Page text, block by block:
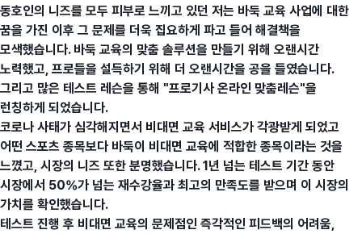
동호인의 니즈를 모두 피부로 느끼고 있던 저는 바둑 교육 사업에 대한
꿈을 가진 이후 그 문제를 더욱 집요하게 파고 들어 해결책을
모색했습니다. 바둑 교육의 맞춤 솔루션을 만들기 위해 오랜시간
노력했고, 프로들을 설득하기 위해 더 오랜시간을 공을 들였습니다.
그리고 많은 테스트 레슨을 통해 "프로기사 온라인 맞춤레슨"을
런칭하게 되었습니다.
코로나 사태가 심각해지면서 비대면 교육 서비스가 각광받게 되었고
어떤 스포츠 종목보다 바둑이 비대면 교육에 적합한 종목이라는 것을
느꼈고, 시장의 니즈 또한 분명했습니다. 1년 넘는 테스트 기간 동안
시장에서 50%가 넘는 재수강율과 최고의 만족도를 받으며 이 시장의
가치를 확인했습니다.
테스트 진행 후 비대면 교육의 문제점인 즉각적인 피드백의 어려움,